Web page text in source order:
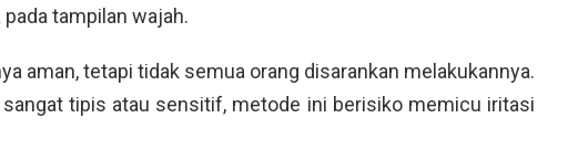
tampilan wajah.
aman, tetapi tidak semua orang disarankan melakukannya.
tipis atau sensitif, metode ini berisiko memicu iritasi